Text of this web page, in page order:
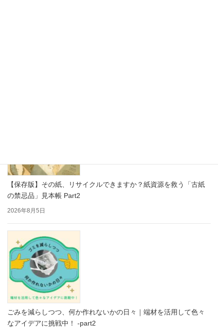
【保存版】その紙、リサイクルできますか？紙資源を救う「古紙
の禁忌品」見本帳 Part2
2026年8月5日
ごみを減らしつつ、何か作れないかの日々｜端材を活用して色々
なアイデアに挑戦中！ -part2